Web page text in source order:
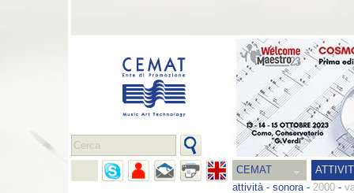
CEMAT
attività- sonora- 2000 -